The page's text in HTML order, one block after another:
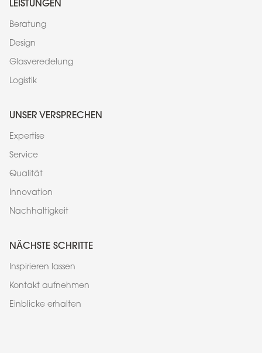
LEISTUNGEN
Beratung
Design
Glasveredelung
Logistik
UNSER VERSPRECHEN
Expertise
Service
Qualität
Innovation
Nachhaltigkeit
NÄCHSTE SCHRITTE
Inspirieren lassen
Kontakt aufnehmen
Einblicke erhalten